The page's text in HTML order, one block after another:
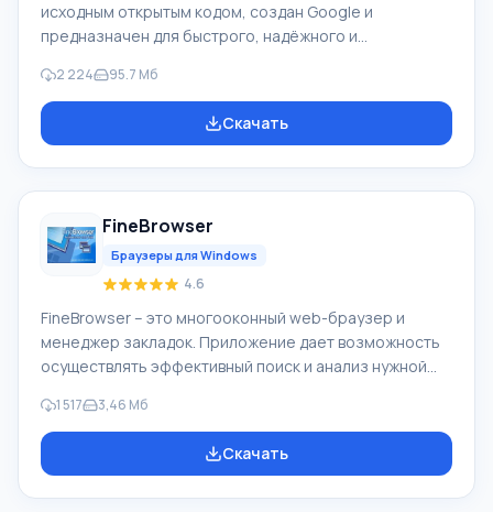
исходным открытым кодом, создан Google и
предназначен для быстрого, надёжного и
платформа для веб-приложения. На основе Chromium
создали Google Chrome, и ряд иных веб-
обозревателей. Возможности браузера Нихром
уступает знаменитому Google Chrome. Название он
получил не случайно. Создатели р
2 224 95.7 Мб
Скачать
FineBrowser
Браузеры для Windows
4.6
FineBrowser – это многооконный web-браузер и
менеджер закладок. Приложение дает возможность
осуществлять эффективный поиск и анализ нужной
Интернету максимально удобными. Вы можете
одновременно отображать несколько страниц в
одном окне, а также стирать следы деятельности в
1 517 3,46 Мб
Скачать